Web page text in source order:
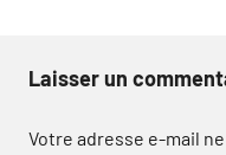
Laisser un
Votre adresse e-mail